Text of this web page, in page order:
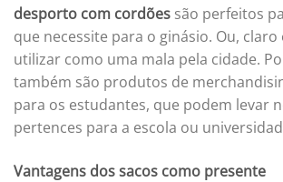
desporto com cordões são perfeitos
que necessite para o ginásio. Ou, claro
utilizar como uma mala pela cidade.
também são produtos de
para os estudantes, que podem levar
pertences para a escola ou
Vantagens dos sacos como presente